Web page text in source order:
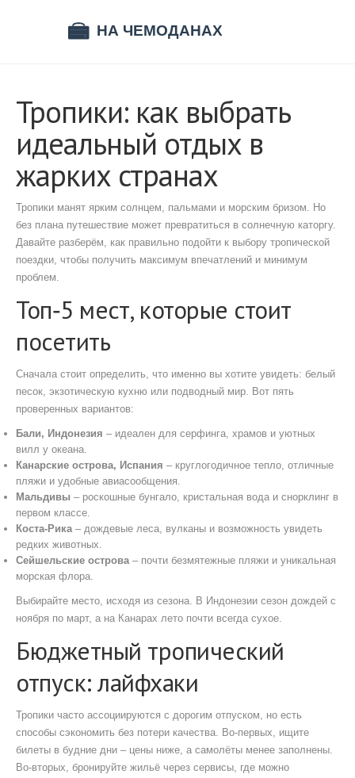
Тропики: как выбрать
идеальный отдых в
жарких странах
Тропики манят ярким солнцем, пальмами и морским бризом. Но
без плана путешествие может превратиться в солнечную каторгу.
Давайте разберём, как правильно подойти к выбору тропической
поездки, чтобы получить максимум впечатлений и минимум
проблем.
Топ‑5 мест, которые стоит
посетить
Сначала стоит определить, что именно вы хотите увидеть: белый
песок, экзотическую кухню или подводный мир. Вот пять
проверенных вариантов:
Бали, Индонезия – идеален для серфинга, храмов и уютных
вилл у океана.
Канарские острова, Испания – круглогодичное тепло, отличные
пляжи и удобные авиасообщения.
Мальдивы – роскошные бунгало, кристальная вода и снорклинг в
первом классе.
Коста-Рика– дождевые леса, вулканы и возможность увидеть
редких животных.
Сейшельские острова– почти безмятежные пляжи и уникальная
морская флора.
Выбирайте место, исходя из сезона. В Индонезии сезон дождей с
ноября по март, а на Канарах лето почти всегда сухое.
Бюджетный тропический
отпуск: лайфхаки
Тропики часто ассоциируются с дорогим отпуском, но есть
способы сэкономить без потери качества. Во-первых, ищите
билеты в будние дни – цены ниже, а самолёты менее заполнены.
Во‑вторых, бронируйте жильё через сервисы, где можно